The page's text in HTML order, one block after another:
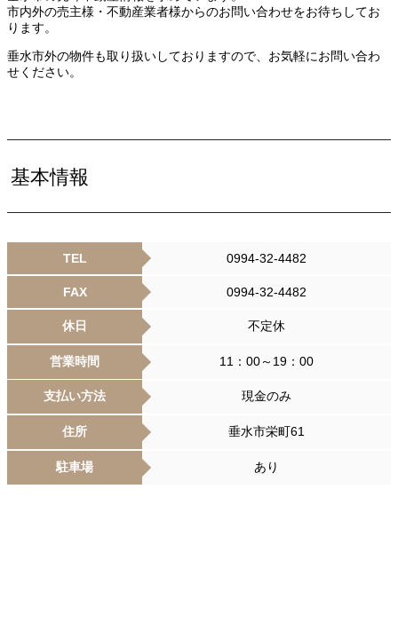
市内外の売主様・不動産業者様からのお問い合わせをお待ちしてお
ります。
垂水市外の物件も取り扱いしておりますので、お気軽にお問い合わ
せください。
基本情報
TEL 0994-32-4482
FAX 0994-32-4482
休日 不定休
営業時間 11：00～19：00
支払い方法 現金のみ
住所 垂水市栄町61
駐車場 あり